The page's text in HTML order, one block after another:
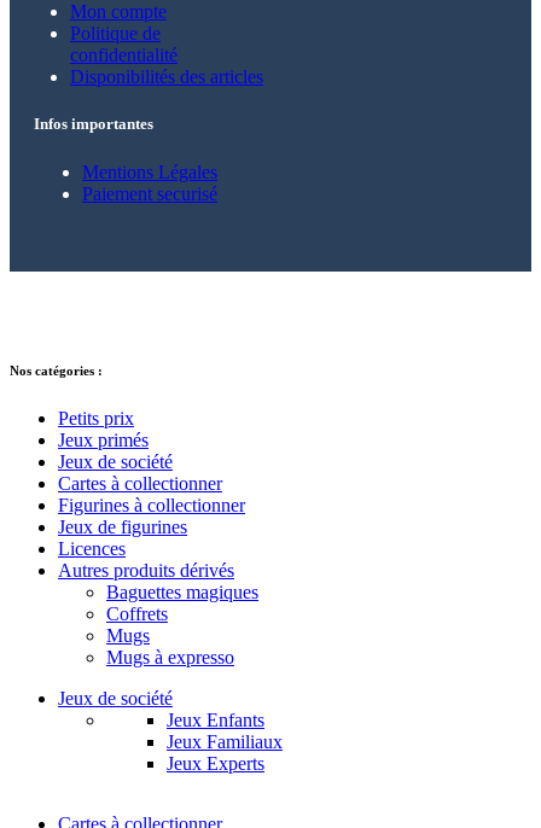
Mon compte
Politique de
confidentialité
Disponibilités des articles
Infos importantes
Mentions Légales
Paiement securisé
Nos catégories :
Petits prix
Jeux primés
Jeux de société
Cartes à collectionner
Figurines à collectionner
Jeux de figurines
Licences
Autres produits dérivés
Baguettes magiques
Coffrets
Mugs
Mugs à expresso
Jeux de société
Jeux Enfants
Jeux Familiaux
Jeux Experts